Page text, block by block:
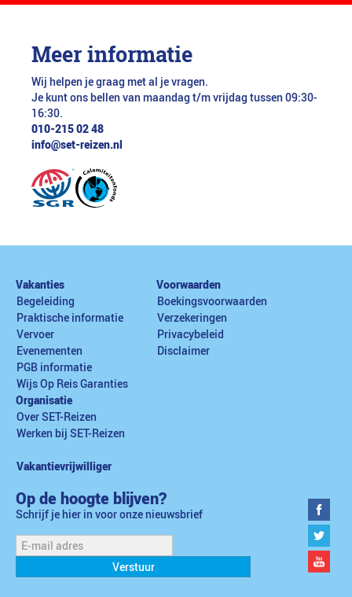
Meer informatie
Wij helpen je graag met al je vragen.
Je kunt ons bellen van maandag t/m vrijdag tussen 09:30-
16:30.
010-215 02 48
info@set-reizen.nl
Vakanties
Begeleiding
Praktische informatie
Vervoer
Evenementen
PGB informatie
Wijs Op Reis Garanties
Voorwaarden
Boekingsvoorwaarden
Verzekeringen
Privacybeleid
Disclaimer
Organisatie
Over SET-Reizen
Werken bij SET-Reizen
Vakantievrijwilliger
Op de hoogte blijven?
Schrijf je hier in voor onze nieuwsbrief